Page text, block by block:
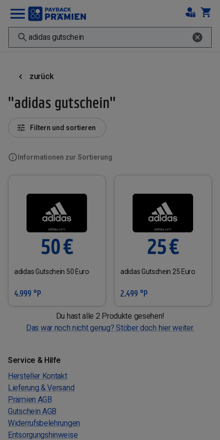
zurück
"adidas gutschein"
Informationen zur Sortierung
Filtern und sortieren
adidas Gutschein 50 Euro
4.999 °P
adidas Gutschein 25 Euro
2.499 °P
Du hast alle 2 Produkte gesehen!
Das war noch nicht genug? Stöber doch hier weiter.
Service & Hilfe
Hersteller Kontakt
Lieferung & Versand
Prämien AGB
Gutschein AGB
Widerrufsbelehrungen
Entsorgungshinweise